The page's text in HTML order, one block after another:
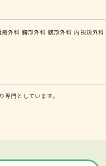
瘍外科 胸部外科 腹部外科 内視鏡外科
門としています。